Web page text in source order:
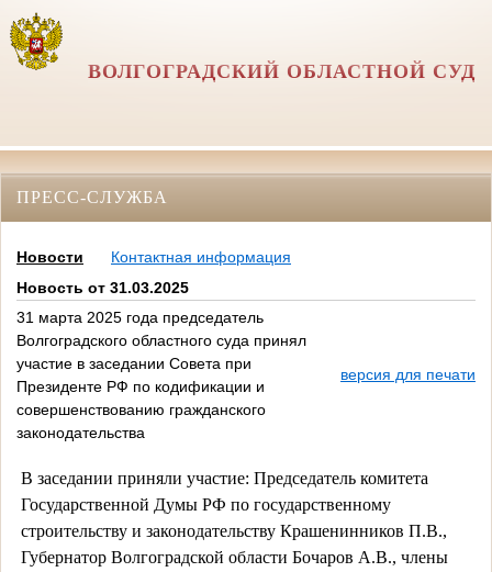
ВОЛГОГРАДСКИЙ ОБЛАСТНОЙ СУД
ПРЕСС-СЛУЖБА
Новости
Контактная информация
Новость от 31.03.2025
31 марта 2025 года председатель
Волгоградского областного суда принял
участие в заседании Совета при
Президенте РФ по кодификации и
совершенствованию гражданского
законодательства
версия для печати
В заседании приняли участие: Председатель комитета
Государственной Думы РФ по государственному
строительству и законодательству Крашенинников П.В.,
Губернатор Волгоградской области Бочаров А.В., члены